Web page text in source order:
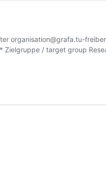
organisation@grafa.tu-
Zielgruppe / target group